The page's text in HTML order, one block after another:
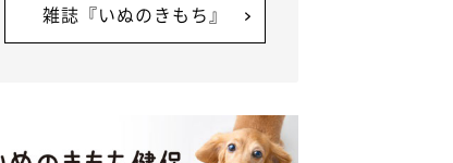
雑誌『いぬのきもち』